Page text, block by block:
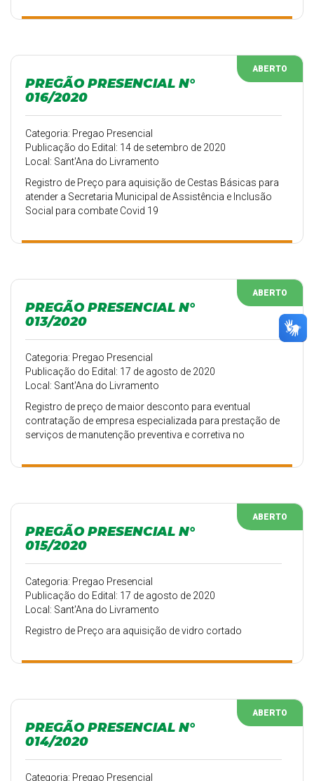
ABERTO
PREGÃO PRESENCIAL N°
016/2020
Categoria: Pregao Presencial
Publicação do Edital: 14 de setembro de 2020
Local: Sant'Ana do Livramento
Registro de Preço para aquisição de Cestas Básicas para
atender a Secretaria Municipal de Assistência e Inclusão
Social para combate Covid 19
ABERTO
PREGÃO PRESENCIAL N°
013/2020
Categoria: Pregao Presencial
Publicação do Edital: 17 de agosto de 2020
Local: Sant'Ana do Livramento
Registro de preço de maior desconto para eventual
contratação de empresa especializada para prestação de
serviços de manutenção preventiva e corretiva no
e motos da Secretaria Municipal da Educação
ABERTO
PREGÃO PRESENCIAL N°
015/2020
Categoria: Pregao Presencial
Publicação do Edital: 17 de agosto de 2020
Local: Sant'Ana do Livramento
Registro de Preço ara aquisição de vidro cortado
ABERTO
PREGÃO PRESENCIAL N°
014/2020
Categoria: Pregao Presencial